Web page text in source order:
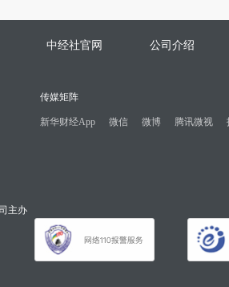
中经社官网 公司介绍
主办
传媒矩阵
新华财经App 微信 微博 腾讯微视